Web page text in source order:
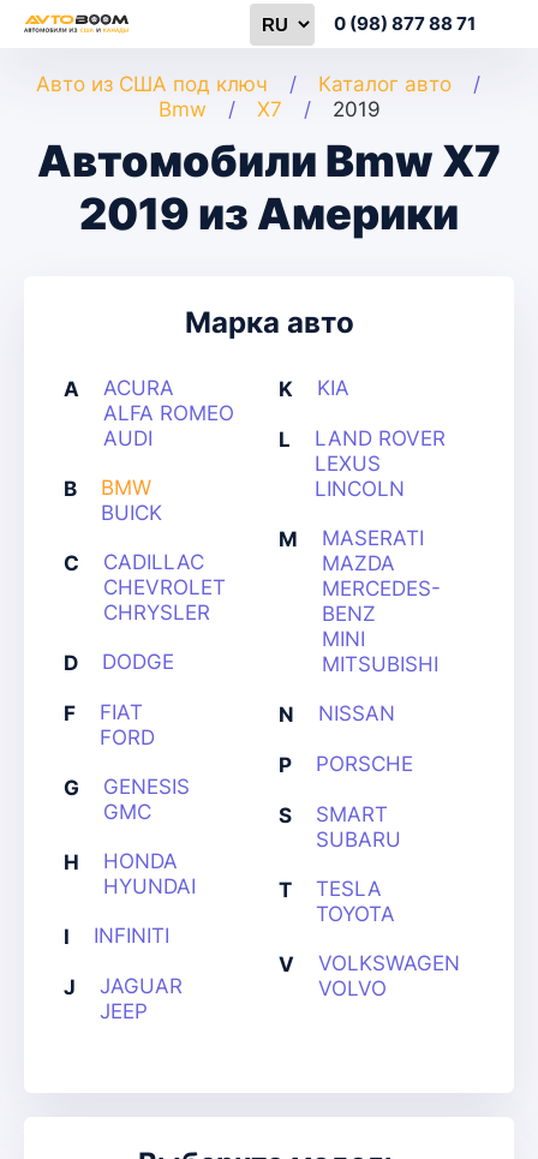
0 (98) 877 88 71
Авто из США под ключ
Каталог авто
Bmw
X7 2019
Автомобили Bmw X7
2019 из Америки
Марка авто
A
ACURA
ALFA ROMEO
AUDI
B
BMW
BUICK
C
CADILLAC
CHEVROLET
CHRYSLER
D DODGE
F
FIAT
FORD
G
GENESIS
GMC
H
HONDA
HYUNDAI
I INFINITI
J
JAGUAR
JEEP
K KIA
L
LAND ROVER
LEXUS
LINCOLN
M
MASERATI
MAZDA
MERCEDES-
BENZ
MINI
MITSUBISHI
N NISSAN
P PORSCHE
S
SMART
SUBARU
T
TESLA
TOYOTA
V
VOLKSWAGEN
VOLVO